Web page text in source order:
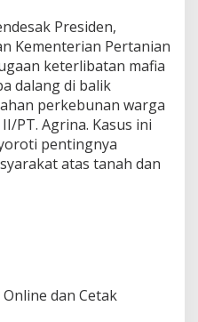
Presiden,
Kementerian Pertanian
keterlibatan mafia
dalang di balik
perkebunan warga
PT. Agrina. Kasus ini
pentingnya
atas tanah dan
dan Cetak